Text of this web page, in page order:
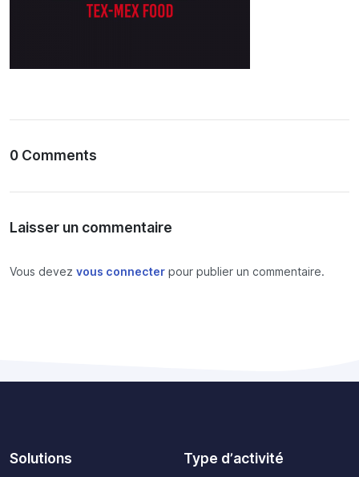
0 Comments
Laisser un commentaire
Vous devez vous connecter pour publier un commentaire.
Solutions Type d’activité